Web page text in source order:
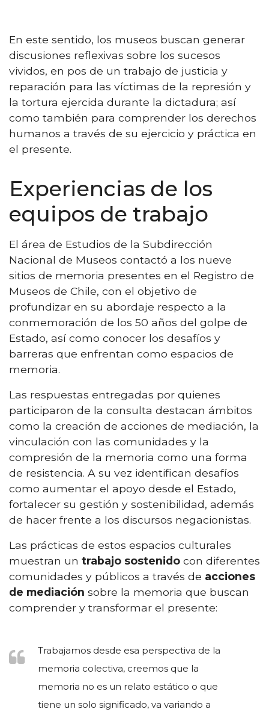
En este sentido, los museos buscan generar
discusiones reflexivas sobre los sucesos
vividos, en pos de un trabajo de justicia y
reparación para las víctimas de la represión y
la tortura ejercida durante la dictadura; así
como también para comprender los derechos
humanos a través de su ejercicio y práctica en
el presente.
Experiencias de los
equipos de trabajo
El área de Estudios de la Subdirección
Nacional de Museos contactó a los nueve
sitios de memoria presentes en el Registro de
Museos de Chile, con el objetivo de
profundizar en su abordaje respecto a la
conmemoración de los 50 años del golpe de
Estado, así como conocer los desafíos y
barreras que enfrentan como espacios de
memoria.
Las respuestas entregadas por quienes
participaron de la consulta destacan ámbitos
como la creación de acciones de mediación, la
vinculación con las comunidades y la
compresión de la memoria como una forma
de resistencia. A su vez identifican desafíos
como aumentar el apoyo desde el Estado,
fortalecer su gestión y sostenibilidad, además
de hacer frente a los discursos negacionistas.
Las prácticas de estos espacios culturales
muestran un trabajo sostenido con diferentes
comunidades y públicos a través de acciones
de mediación sobre la memoria que buscan
comprender y transformar el presente:
Trabajamos desde esa perspectiva de la
memoria colectiva, creemos que la
memoria no es un relato estático o que
tiene un solo significado, va variando a